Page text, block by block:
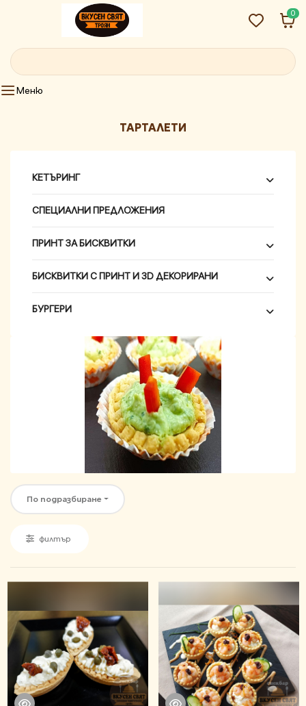
0
ТАРТАЛЕТИ
КЕТЪРИНГ
СПЕЦИАЛНИ ПРЕДЛОЖЕНИЯ
ПРИНТ ЗА БИСКВИТКИ
БИСКВИТКИ С ПРИНТ И 3D ДЕКОРИРАНИ
БУРГЕРИ
По подразбиране
филтър